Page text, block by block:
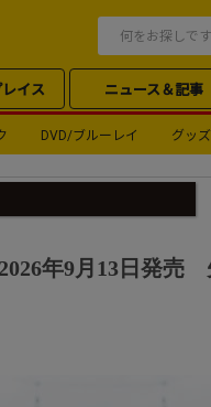
イス ニュース＆記事
DVD/ブルーレイ グッズ
年9月13日発売